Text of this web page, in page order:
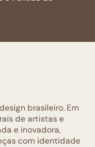
brasileiro. Em
de artistas e
e inovadora,
com identidade